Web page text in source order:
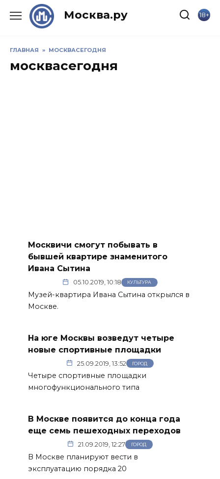
Москва.ру 18+
ГЛАВНАЯ » МОСКВАСЕГОДНЯ
москвасегодня
Москвичи смогут побывать в
бывшей квартире знаменитого
Ивана Сытина
05.10.2019, 10:18 КУЛЬТУРА
Музей-квартира Ивана Сытина открылся в
Москве.
На юге Москвы возведут четыре
новые спортивные площадки
25.09.2019, 13:52 ГОРОД
Четыре спортивные площадки
многофункционального типа
В Москве появится до конца года
еще семь пешеходных переходов
21.09.2019, 12:27 ГОРОД
В Москве планируют вести в
эксплуатацию порядка 20